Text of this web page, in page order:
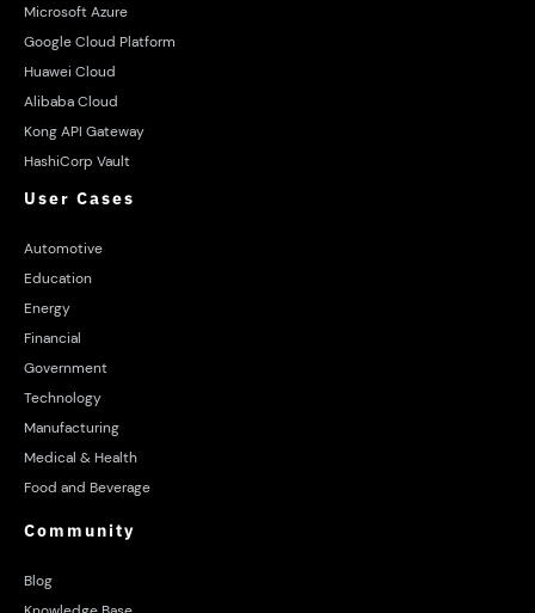
Microsoft Azure
Google Cloud Platform
Huawei Cloud
Alibaba Cloud
Kong API Gateway
HashiCorp Vault
User Cases
Automotive
Education
Energy
Financial
Government
Technology
Manufacturing
Medical & Health
Food and Beverage
Community
Blog